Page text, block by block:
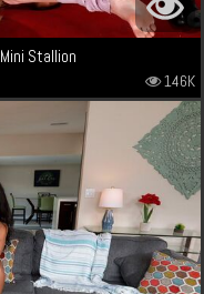
Mini Stallion
146K